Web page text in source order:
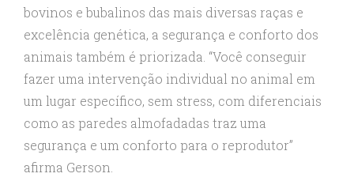
bovinos e bubalinos das mais diversas raças e
excelência genética, a segurança e conforto dos
animais também é priorizada. “Você conseguir
fazer uma intervenção individual no animal em
um lugar específico, sem stress, com diferenciais
como as paredes almofadadas traz uma
segurança e um conforto para o reprodutor”
afirma Gerson.